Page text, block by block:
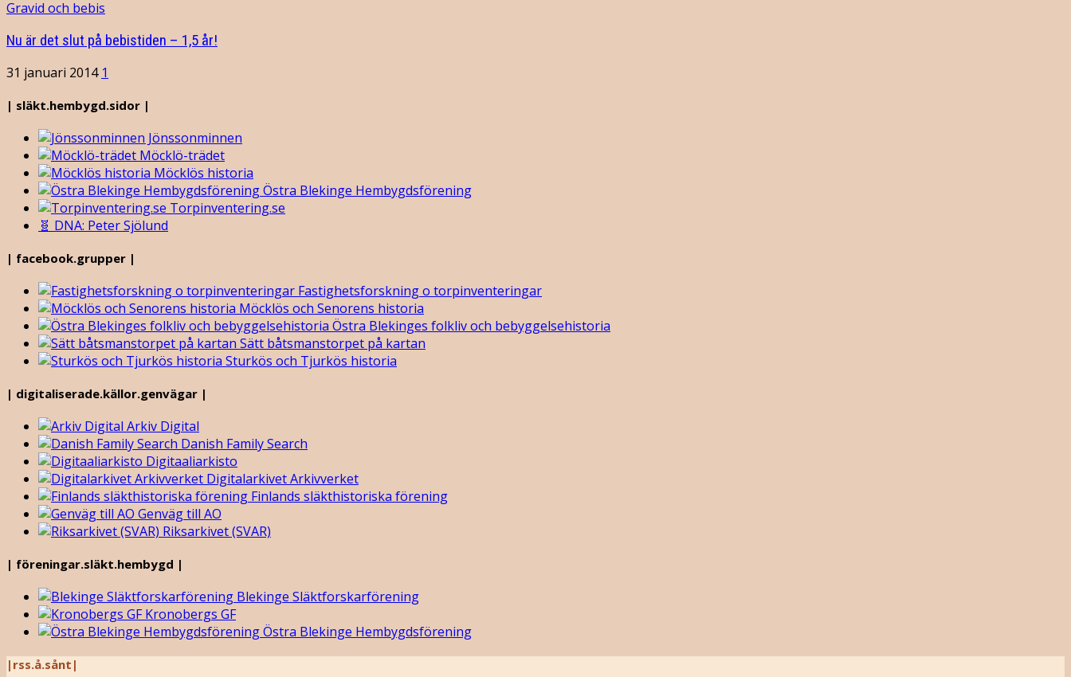
Gravid och bebis
Nu är det slut på bebistiden – 1,5 år!
31 januari 2014 1
| släkt.hembygd.sidor |
Jönssonminnen
Möcklö-trädet
Möcklös historia
Östra Blekinge Hembygdsförening
Torpinventering.se
🧬 DNA: Peter Sjölund
| facebook.grupper |
Fastighetsforskning o torpinventeringar
Möcklös och Senorens historia
Östra Blekinges folkliv och bebyggelsehistoria
Sätt båtsmanstorpet på kartan
Sturkös och Tjurkös historia
| digitaliserade.källor.genvägar |
Arkiv Digital
Danish Family Search
Digitaaliarkisto
Digitalarkivet Arkivverket
Finlands släkthistoriska förening
Genväg till AO
Riksarkivet (SVAR)
| föreningar.släkt.hembygd |
Blekinge Släktforskarförening
Kronobergs GF
Östra Blekinge Hembygdsförening
|rss.å.sånt|